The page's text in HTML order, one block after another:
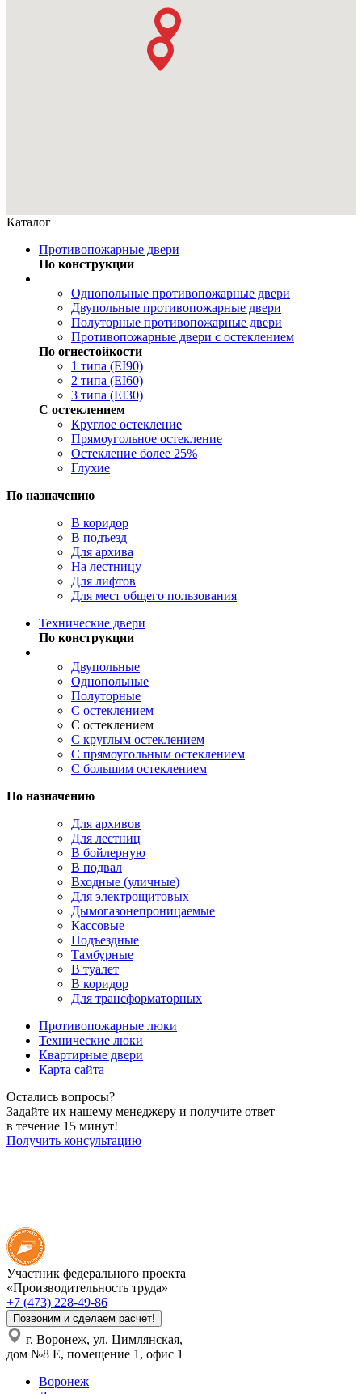
Каталог
Противопожарные двери
По конструкции
Однопольные противопожарные двери
Двупольные противопожарные двери
Полуторные противопожарные двери
Противопожарные двери с остеклением
По огнестойкости
1 типа (EI90)
2 типа (EI60)
3 типа (EI30)
С остеклением
Круглое остекление
Прямоугольное остекление
Остекление более 25%
Глухие
По назначению
В коридор
В подъезд
Для архива
На лестницу
Для лифтов
Для мест общего пользования
Технические двери
По конструкции
Двупольные
Однопольные
Полуторные
С остеклением
С остеклением
С круглым остеклением
С прямоугольным остеклением
С большим остеклением
По назначению
Для архивов
Для лестниц
В бойлерную
В подвал
Входные (уличные)
Для электрощитовых
Дымогазонепроницаемые
Кассовые
Подъездные
Тамбурные
В туалет
В коридор
Для трансформаторных
Противопожарные люки
Технические люки
Квартирные двери
Карта сайта
Остались вопросы?
Задайте их нашему менеджеру и получите ответ
в течение 15 минут!
Получить консультацию
Участник федерального проекта
«Производительность труда»
+7 (473) 228-49-86
Позвоним и сделаем расчет!
г. Воронеж, ул. Цимлянская,
дом №8 Е, помещение 1, офис 1
Воронеж